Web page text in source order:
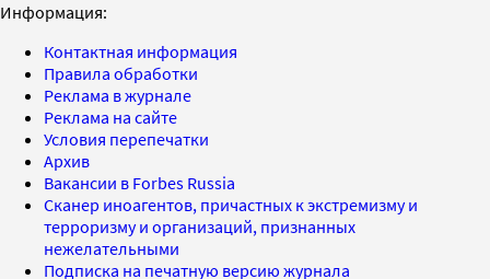
Информация:
Контактная информация
Правила обработки
Реклама в журнале
Реклама на сайте
Условия перепечатки
Архив
Вакансии в Forbes Russia
Сканер иноагентов, причастных к экстремизму и
терроризму и организаций, признанных
нежелательными
Подписка на печатную версию журнала